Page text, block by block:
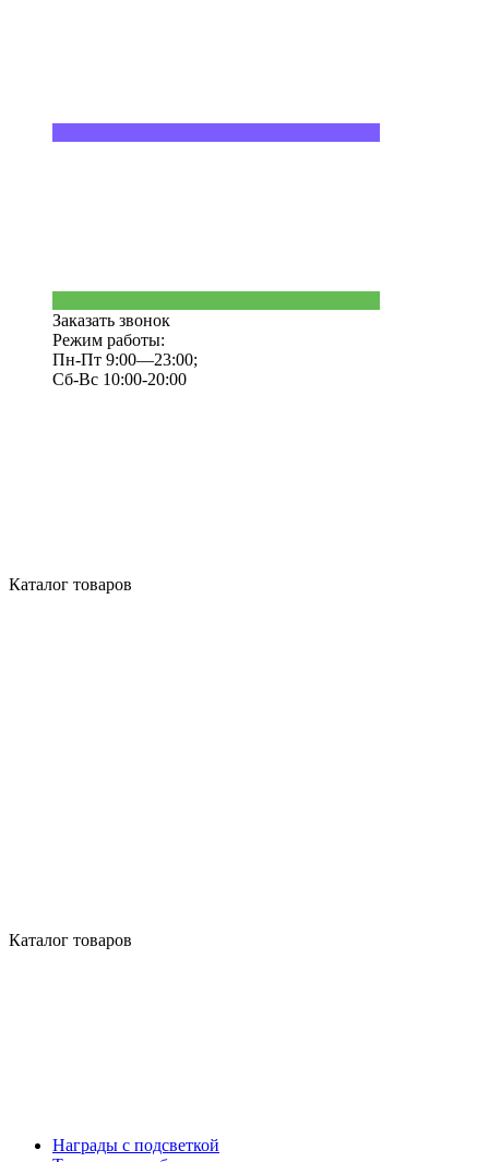
Заказать звонок
Режим работы:
Пн-Пт 9:00—23:00;
Сб-Вс 10:00-20:00
Каталог товаров
Каталог товаров
Награды с подсветкой